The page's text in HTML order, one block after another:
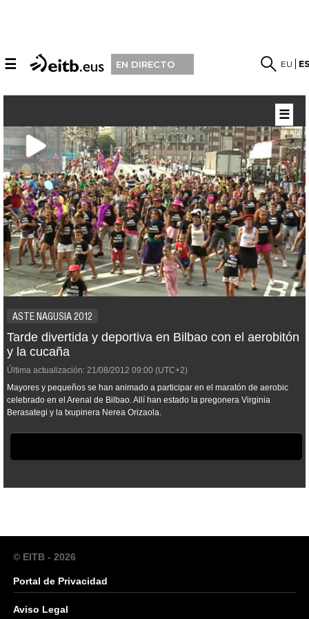
☰ EN DIRECTO EU
ASTE NAGUSIA 2012
Tarde divertida y deportiva en Bilbao con el aerobitón
y la cucaña
Última actualización: 21/08/2012 09:00 (UTC+2)
Mayores y pequeños se han animado a participar en el maratón de aerobic
celebrado en el Arenal de Bilbao. Allí han estado la pregonera Virginia
Berasategi y la txupinera Nerea Orizaola.
☰
© EITB - 2026
Portal de Privacidad
Aviso Legal